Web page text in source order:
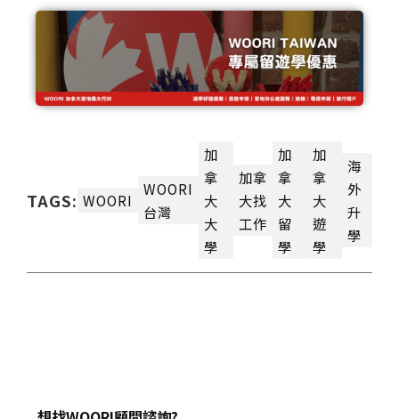
TAGS: WOORI
WOORI
台灣
加
拿
大
大
學
加拿
大找
工作
加
拿
大
留
學
加
拿
大
遊
學
海
外
升
學